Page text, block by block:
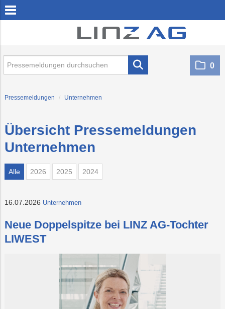
zum Inhalt springen
zum Footer springen
0
PRESSEMELDUNGEN
Kommunale Dienstleistungen
Öffentlicher Verkehr
Energie
MEDIA
Pressemeldungen / Unternehmen
Übersicht Pressemeldungen
Unternehmen
Alle 2026 2025 2024
16.07.2026 Unternehmen
Neue Doppelspitze bei LINZ AG-Tochter
LIWEST